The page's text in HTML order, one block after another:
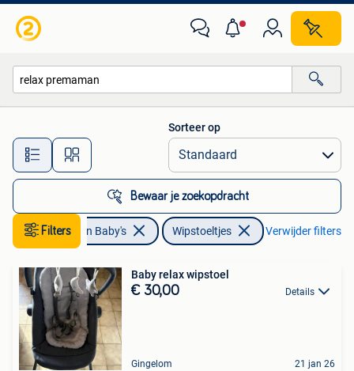
Alle afstanden…
Sorteer op
Bewaar je zoekopdracht
Filters
Kinderen en Baby's Wipstoeltjes Verwijder filters
Baby relax wipstoel
€ 30,00 Details
Gingelom 21 jan 26